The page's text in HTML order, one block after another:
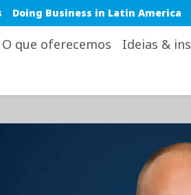
Doing Business in Latin America
O que oferecemos Ideias &